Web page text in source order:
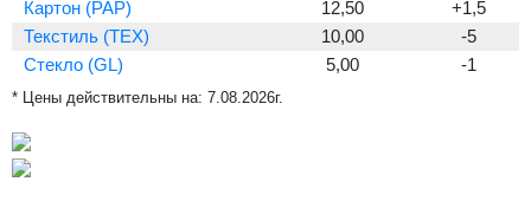
Картон (PAP) 12,50
+1,5
Текстиль (TEX)
10,00
-5
Стекло (GL)
5,00 -1
* Цены действительны на: 7.08.2026г.